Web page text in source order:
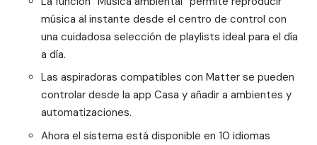
música al instante desde el centro de control con
una cuidadosa selección de playlists ideal para el día
a día.
Las aspiradoras compatibles con Matter se pueden
controlar desde la app Casa y añadir a ambientes y
automatizaciones.
Ahora el sistema está disponible en 10 idiomas